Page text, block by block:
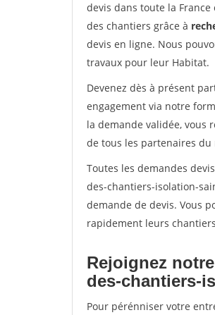
devis dans toute la
des chantiers grâce à
devis en ligne. Nous
travaux pour leur Habitat.
Devenez dès à présent
engagement via notre
la demande validée, vous
de tous les partenaires du
Toutes les demandes
des-chantiers-isolation-
demande de devis. Vous
rapidement leurs
Rejoignez
des-chantiers-
Pour pérénniser votre